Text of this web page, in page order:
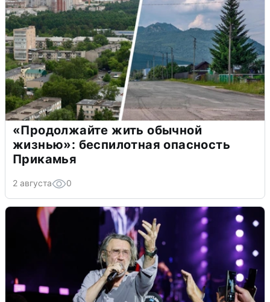
«Продолжайте жить обычной
жизнью»: беспилотная опасность
Прикамья
2 августа 0